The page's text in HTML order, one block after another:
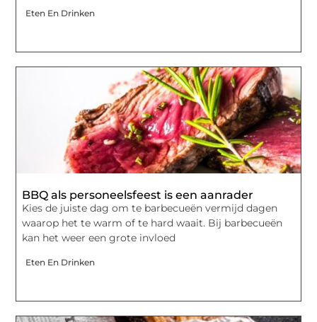
Eten En Drinken
BBQ als personeelsfeest is een aanrader
Kies de juiste dag om te barbecueën vermijd dagen
waarop het te warm of te hard waait. Bij barbecueën
kan het weer een grote invloed
Eten En Drinken